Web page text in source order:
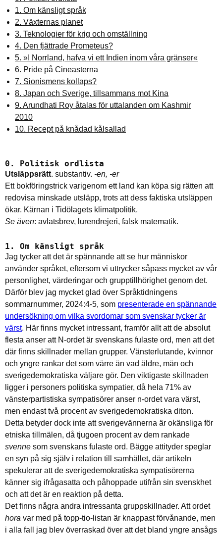
1. Om känsligt språk
2. Växternas planet
3. Teknologier för krig och omställning
4. Den fjättrade Prometeus?
5. »I Norrland, hafva vi ett Indien inom våra gränser«
6. Pride på Cineasterna
7. Sionismens kollaps?
8. Japan och Sverige, tillsammans mot Kina
9. Arundhati Roy åtalas för uttalanden om Kashmir
2010
10. Recept på knådad kålsallad
0. Politisk ordlista
Utsläppsrätt. substantiv. -en, -er
Ett bokföringstrick varigenom ett land kan köpa sig rätten att
redovisa minskade utsläpp, trots att dess faktiska utsläppen
ökar. Kärnan i Tidölagets klimatpolitik.
Se även: avlatsbrev, lurendrejeri, falsk matematik.
1. Om känsligt språk
Jag tycker att det är spännande att se hur människor
använder språket, eftersom vi uttrycker såpass mycket av vår
personlighet, värderingar och grupptillhörighet genom det.
Därför blev jag mycket glad över Språktidningens
sommarnummer, 2024:4-5, som presenterade en spännande
undersökning om vilka svordomar som svenskar tycker är
värst. Här finns mycket intressant, framför allt att de absolut
flesta anser att N-ordet är svenskans fulaste ord, men att det
där finns skillnader mellan grupper. Vänsterlutande, kvinnor
och yngre rankar det som värre än vad äldre, män och
sverigedemokratiska väljare gör. Den viktigaste skillnaden
ligger i personers politiska sympatier, då hela 71% av
vänsterpartistiska sympatisörer anser n-ordet vara värst,
men endast två procent av sverigedemokratiska diton.
Detta betyder dock inte att sverigevännerna är okänsliga för
etniska tillmälen, då tjugoen procent av dem rankade
svenne som svenskans fulaste ord. Bägge attityder speglar
en syn på sig själv i relation till samhället, där artikeln
spekulerar att de sverigedemokratiska sympatisörerna
känner sig ifrågasatta och påhoppade utifrån sin svenskhet
och att det är en reaktion på detta.
Det finns några andra intressanta gruppskillnader. Att ordet
hora var med på topp-tio-listan är knappast förvånande, men
i alla fall jag blev överraskad över att det bland yngre ansågs